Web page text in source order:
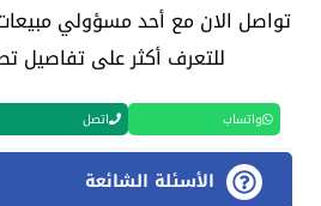
للتعرف أكثر على تفاصيل
واتساب اتصل
الأسئلة الشائعة